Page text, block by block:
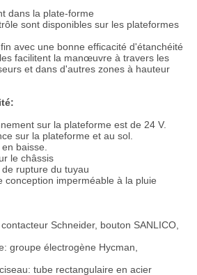
dans la plate-forme
sont disponibles sur les plateformes
avec une bonne efficacité d'étanchéité
facilitent la manœuvre à travers les
et dans d'autres zones à hauteur
sur la plateforme est de 24 V.
sur la plateforme et au sol.
baisse.
le châssis
rupture du tuyau
conception imperméable à la pluie
Schneider, bouton SANLICO,
groupe électrogène Hycman,
tube rectangulaire en acier